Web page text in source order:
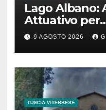
Lago Albano:
Attuativo per
milioni di euro
9 AGOSTO 2026
TUSCIA VITERBESE